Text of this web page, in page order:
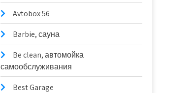
Avtobox 56
Barbie, сауна
Be clean, автомойка
самообслуживания
Best Garage